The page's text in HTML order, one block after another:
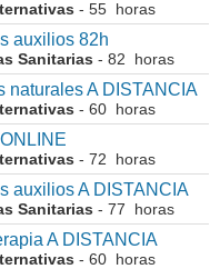
- 55 horas
auxilios 82h
Sanitarias - 82 horas
naturales A DISTANCIA
- 60 horas
- 72 horas
auxilios A DISTANCIA
Sanitarias - 77 horas
A DISTANCIA
- 60 horas